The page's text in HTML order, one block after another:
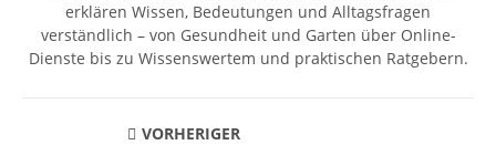
erklären Wissen, Bedeutungen und Alltagsfragen
verständlich – von Gesundheit und Garten über Online-
Dienste bis zu Wissenswertem und praktischen Ratgebern.
VORHERIGER